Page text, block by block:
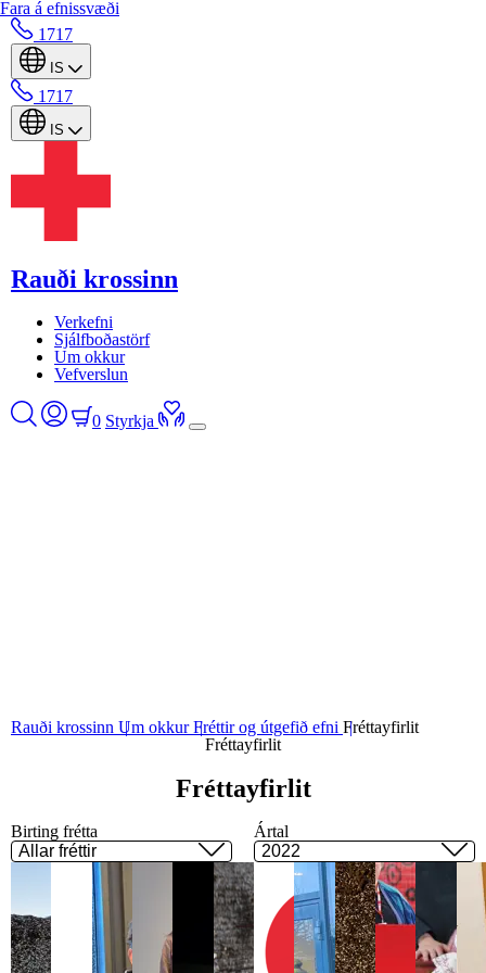
Fara á efnissvæði
1717
IS
1717
IS
Rauði krossinn
Verkefni
Sjálfboðastörf
Um okkur
Vefverslun
0 Styrkja
Rauði krossinn Um okkurFréttir og útgefið efni Fréttayfirlit
Fréttayfirlit
Frétta­yf­ir­lit
Birting frétta
Allar fréttir
Ártal
2022